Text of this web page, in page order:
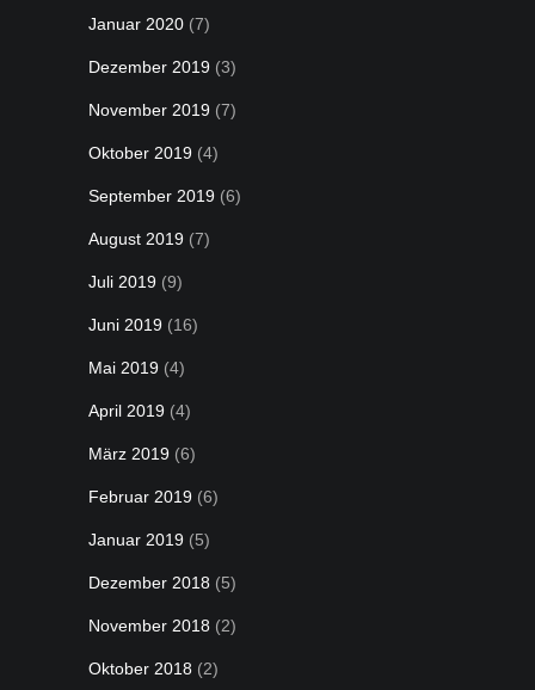
Januar 2020 (7)
Dezember 2019 (3)
November 2019 (7)
Oktober 2019 (4)
September 2019 (6)
August 2019 (7)
Juli 2019 (9)
Juni 2019 (16)
Mai 2019 (4)
April 2019 (4)
März 2019 (6)
Februar 2019 (6)
Januar 2019 (5)
Dezember 2018 (5)
November 2018 (2)
Oktober 2018 (2)